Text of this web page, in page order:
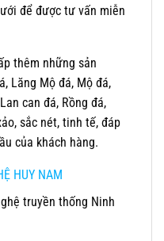
để được tư vấn miễn
thêm những sản
Lăng Mộ đá, Mộ đá,
can đá, Rồng đá,
sắc nét, tinh tế, đáp
của khách hàng.
HUY NAM
truyền thống Ninh